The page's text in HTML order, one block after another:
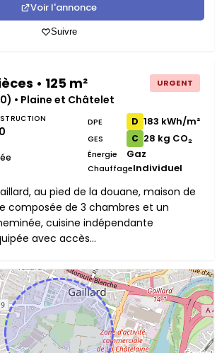
Voir l'annonce
Suivre
• 125 m² URGENT
• Plaine et Châtelet
DPE D 183 kWh/m²
GES C 28 kg CO₂
Énergie Gaz
ChauffageIndividuel
au pied de la douane, maison de
composée de 3 chambres et un
cuisine indépendante
avec accès...